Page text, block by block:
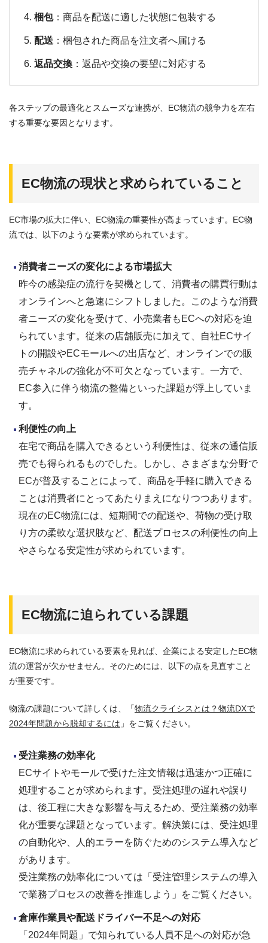
梱包：商品を配送に適した状態に包装する
配送 ：梱包された商品を注文者へ届ける
返品交換 ：返品や交換の要望に対応する
各ステップの最適化とスムーズな連携が、EC物流の競争力を左右
する重要な要因となります。
EC物流の現状と求められていること
EC市場の拡大に伴い、EC物流の重要性が高まっています。EC物
流では、以下のような要素が求められています。
消費者ニーズの変化による市場拡大
昨今の感染症の流行を契機として、消費者の購買行動は
オンラインへと急速にシフトしました。このような消費
者ニーズの変化を受けて、小売業者もECへの対応を迫
られています。従来の店舗販売に加えて、自社ECサイ
トの開設やECモールへの出店など、オンラインでの販
売チャネルの強化が不可欠となっています。一方で、
EC参入に伴う物流の整備といった課題が浮上していま
す。
利便性の向上
在宅で商品を購入できるという利便性は、従来の通信販
売でも得られるものでした。しかし、さまざまな分野で
ECが普及することによって、商品を手軽に購入できる
ことは消費者にとってあたりまえになりつつあります。
現在のEC物流には、短期間での配送や、荷物の受け取
り方の柔軟な選択肢など、配送プロセスの利便性の向上
やさらなる安定性が求められています。
EC物流に迫られている課題
EC物流に求められている要素を見れば、企業による安定したEC物
流の運営が欠かせません。そのためには、以下の点を見直すこと
が重要です。
物流の課題について詳しくは、「物流クライシスとは？物流DXで
2024年問題から脱却するには 」をご覧ください。
受注業務の効率化
ECサイトやモールで受けた注文情報は迅速かつ正確に
処理することが求められます。受注処理の遅れや誤り
は、後工程に大きな影響を与えるため、受注業務の効率
化が重要な課題となっています。解決策には、受注処理
の自動化や、人的エラーを防ぐためのシステム導入など
があります。
受注業務の効率化については「 受注管理システムの導入
で業務プロセスの改善を推進しよう 」をご覧ください。
倉庫作業員や配送ドライバー不足への対応
「2024年問題」で知られている人員不足への対応が急